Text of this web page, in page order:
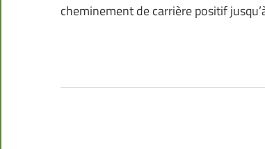
cheminement de carrière positif